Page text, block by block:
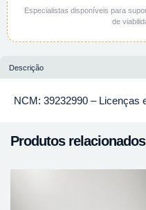
Especialistas disponíveis para
de
Descrição
NCM: 39232990 – Licenças
Produtos relacionados